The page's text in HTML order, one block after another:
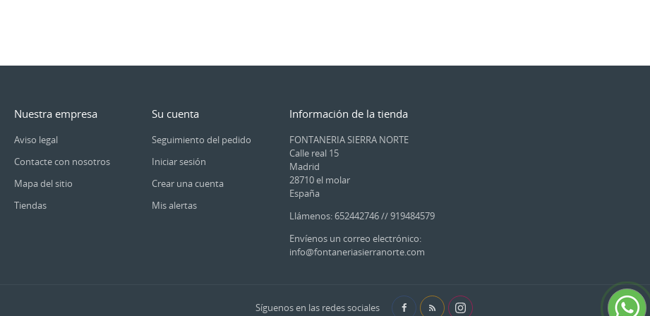
Nuestra empresa
Aviso legal
Contacte con nosotros
Mapa del sitio
Tiendas
Su cuenta
Seguimiento del pedido
Iniciar sesión
Crear una cuenta
Mis alertas
Información de la tienda
FONTANERIA SIERRA NORTE
Calle real 15
Madrid
28710 el molar
España
Llámenos: 652442746 // 919484579
Envíenos un correo electrónico:
info@fontaneriasierranorte.com
Síguenos en las redes sociales Facebook
Rss Instagram